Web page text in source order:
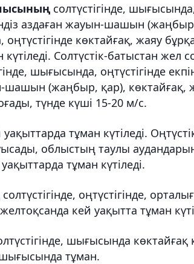
солтүстігінде,
аздаған жауын-шашын
оңтүстігінде көктайғақ, жаяу
Солтүстік-батыстан жел
шығысында, оңтүстігінде
(жаңбыр, қар), көктайғақ,
түнде күші 15-20 м/с.
уақыттарда тұман күтіледі.
облыстың таулы
тұман күтіледі.
солтүстігінде, оңтүстігінде,
кей уақытта тұман
шығысында көктайғақ
шығысында тұман.